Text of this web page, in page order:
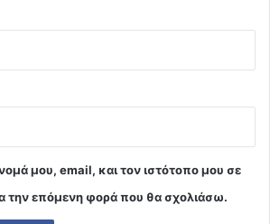
μου, email, και τον ιστότοπο μου σε
την επόμενη φορά που θα σχολιάσω.